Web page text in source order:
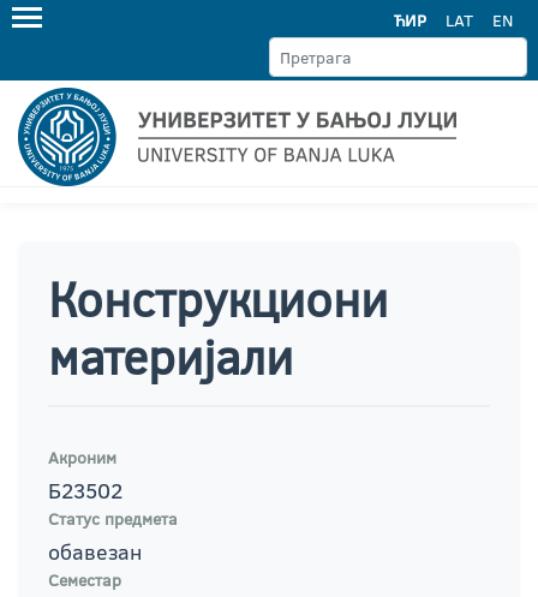
ЋИР LAT EN
Конструкциони
материјали
Акроним
Б23502
Статус предмета
обавезан
Семестар